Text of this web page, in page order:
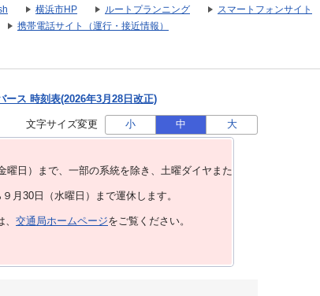
横浜市HP ルートプランニング
スマートフォンサイト
携帯電話サイト（運行・接近情報）
ース 時刻表(2026年3月28日改正)
文字サイズ変更 小 中 大
日）まで、⼀部の系統を除き、⼟曜ダイヤまた
30日（水曜日）まで運休します。
交通局ホームページをご覧ください。